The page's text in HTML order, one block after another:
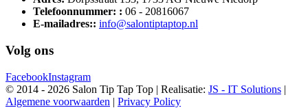
Telefoonnummer: : 06 - 20816067
E-mailadres:: info@salontiptaptop.nl
Volg ons
FacebookInstagram
© 2014 - 2026 Salon Tip Tap Top | Realisatie: JS - IT Solutions |
Algemene voorwaarden | Privacy Policy